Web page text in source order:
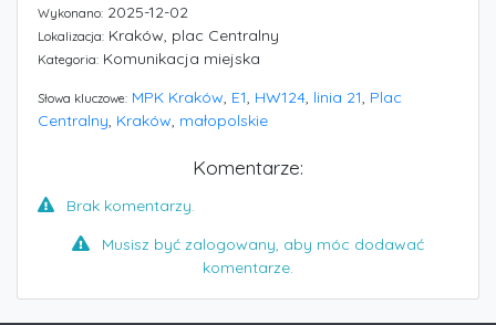
Wykonano:2025-12-02
Lokalizacja:Kraków, plac Centralny
Kategoria:Komunikacja miejska
Słowa kluczowe: MPK Kraków E1 HW124, linia 21 Plac
Centralny Kraków małopolskie
Komentarze:
Brak komentarzy.
Musisz być zalogowany, aby móc dodawać
komentarze.